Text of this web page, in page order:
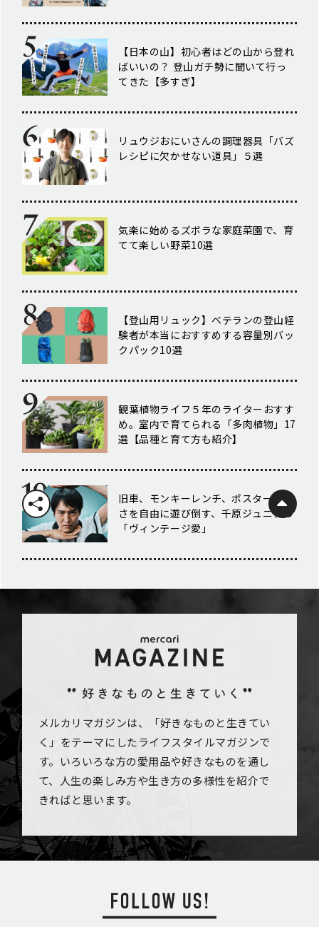
【日本の山】初心者はどの山から登れ
ばいいの？ 登山ガチ勢に聞いて行っ
てきた【多すぎ】
リュウジおにいさんの調理器具「バズ
レシピに欠かせない道具」５選
気楽に始めるズボラな家庭菜園で、育
てて楽しい野菜10選
【登山用リュック】ベテランの登山経
験者が本当におすすめする容量別バッ
クパック10選
観葉植物ライフ５年のライターおすす
め。室内で育てられる「多肉植物」17
選【品種と育て方も紹介】
旧車、モンキーレンチ、ポスター。古
さを自由に遊び倒す、千原ジュニアの
「ヴィンテージ愛」
メルカリマガジンは、「好きなものと生きてい
く」をテーマにしたライフスタイルマガジンで
す。いろいろな方の愛用品や好きなものを通し
て、人生の楽しみ方や生き方の多様性を紹介で
きればと思います。